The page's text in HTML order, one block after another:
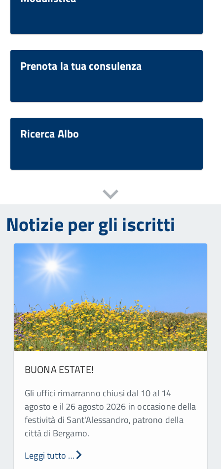
Prenota la tua consulenza
Ricerca Albo
Notizie per gli iscritti
BUONA ESTATE!
Gli uffici rimarranno chiusi dal 10 al 14
agosto e il 26 agosto 2026 in occasione della
festività di Sant'Alessandro, patrono della
città di Bergamo.
Leggi tutto …